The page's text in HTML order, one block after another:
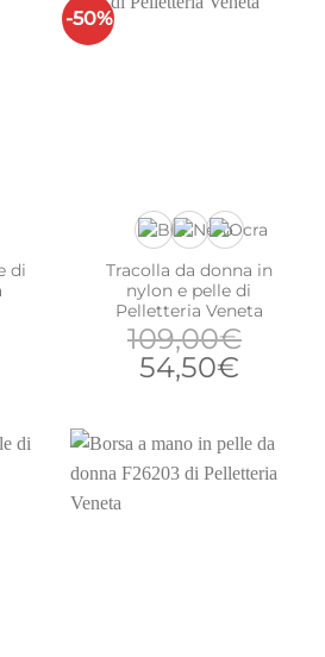
119,00€.
di
-50%
Tracolla da donna in
nylon e pelle di
Pelletteria Veneta
109,00€
Il
era:
109,00€.
54,50€Il
è: